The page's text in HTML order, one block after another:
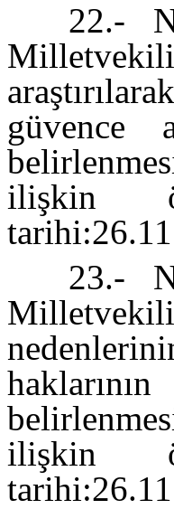
22.-
güvence
ilişkin
23.-
ilişkin